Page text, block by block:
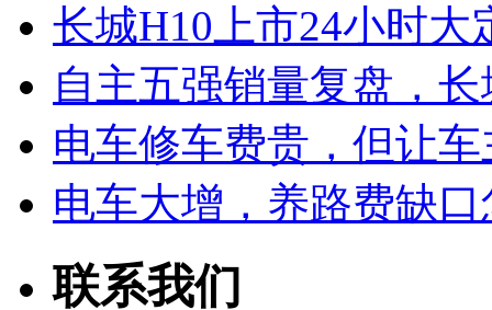
长城H10上市24小时大
自主五强销量复盘，
电车修车费贵，但让
电车大增，养路费缺
联系我们